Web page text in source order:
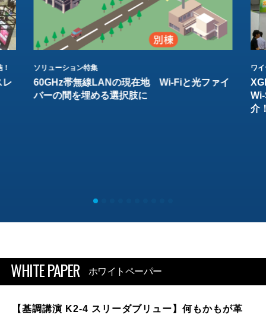
レ
ソリューション特集
60GHz帯無線LANの現在地 Wi-Fiと光ファイ
バーの間を埋める選択肢に
ワ
介
WHITE PAPER ホワイトペーパー
【基調講演 K2-4 スリーダブリュー】何もかもが革